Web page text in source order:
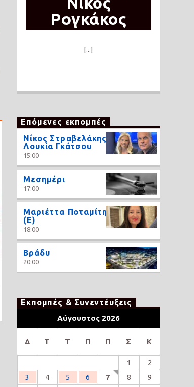
Ρογκάκος
[...]
Επόμενες εκπομπές
Νίκος Στραβελάκης,
Λουκία Γκάτσου
15:00
Μεσημέρι
17:00
Μαριέττα Ποταμίτη
(Ε)
18:00
Βράδυ
20:00
Εκπομπές & Συνεντέυξεις
Αύγουστος 2026
Δ Τ Τ Π Π Σ Κ
1
2
3
4 5 6 7 8
9